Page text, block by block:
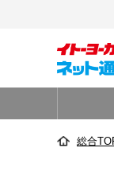
総合